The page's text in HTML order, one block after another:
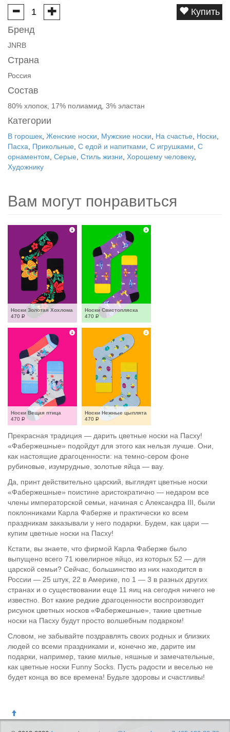
Купить
Бренд
JNRB
Страна
Россия
Состав
80% хлопок, 17% полиамид, 3% эластан
Категории
В горошек Женские носки Мужские носки На счастье Носки
Пасха
Прикольные С едой и напитками С игрушками С
орнаментом Серые Стиль жизни Хорошему человеку,
Художнику
Вам могут понравиться
Носки Золотая Хохлома
470 Р
Носки Свистопляска
470 Р
Носки Вещая птица
470 Р
Носки Нежные цыплята
470 Р
Прекрасная традиция — дарить цветные носки на Пасху!
«Фабержешные» подойдут для этого как нельзя лучше. Они,
как настоящие драгоценности: на темно-сером фоне
рубиновые, изумрудные, золотые яйца — вау.
Да, принт действительно царский, выглядят цветные носки
«Фабержешные» поистине аристократично — недаром все
члены императорской семьи, начиная с Александра III, были
поклонниками Карла Фаберже и практически ко всем
праздникам заказывали у него подарки. Будем, как цари —
купим цветные носки на Пасху!
Кстати, вы знаете, что фирмой Карла Фаберже было
выпущено всего 71 ювелирное яйцо, из которых 52 — для
царской семьи? Сейчас, большинство из них находится в
России — 25 штук, 22 в Америке, по 1 — 3 в разных других
странах и о существовании еще 11 яиц на сегодня ничего не
известно. Вот какие редкие драгоценности воспроизводит
рисунок цветных носков «Фабержешные», такие цветные
носки на Пасху будут просто волшебным подарком!
Словом, не забывайте поздравлять своих родных и близких
людей со всеми праздниками и, конечно же, дарите им
подарки, например, такие милые, няшные и замечательные,
как цветные носки Funny Socks. Пусть радости и веселью не
будет конца во все времена! Будьте здоровы и счастливы!